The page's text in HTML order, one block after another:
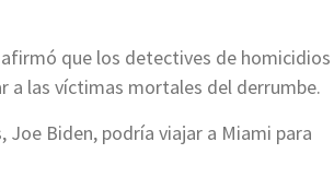
que los detectives de homicidios
a las víctimas mortales del derrumbe.
Joe Biden, podría viajar a Miami para